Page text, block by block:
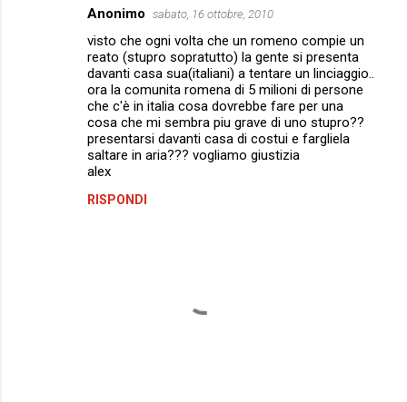
Anonimo sabato, 16 ottobre, 2010
visto che ogni volta che un romeno compie un
reato (stupro sopratutto) la gente si presenta
davanti casa sua(italiani) a tentare un linciaggio..
ora la comunita romena di 5 milioni di persone
che c'è in italia cosa dovrebbe fare per una
cosa che mi sembra piu grave di uno stupro??
presentarsi davanti casa di costui e fargliela
saltare in aria??? vogliamo giustizia
alex
RISPONDI